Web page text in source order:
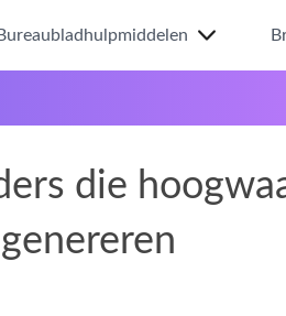
Bureaubladhulpmiddelen
die